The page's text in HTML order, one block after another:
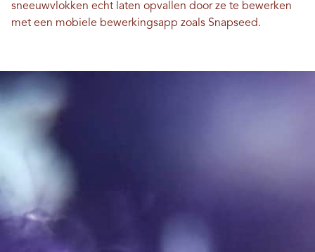
sneeuwvlokken echt laten opvallen door ze te bewerken
met een mobiele bewerkingsapp zoals Snapseed.